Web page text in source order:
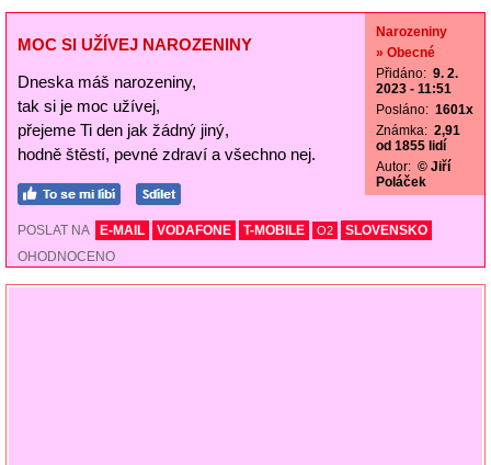
MOC SI UŽÍVEJ NAROZENINY
Dneska máš narozeniny,
tak si je moc užívej,
přejeme Ti den jak žádný jiný,
hodně štěstí, pevné zdraví a všechno nej.
Narozeniny
» Obecné
Přidáno: 9. 2.
2023 - 11:51
Posláno: 1601x
Známka: 2,91
od 1855 lidí
Autor: © Jiří
Poláček
POSLAT NA E-MAIL VODAFONE T-MOBILE O2
SLOVENSKO
OHODNOCENO